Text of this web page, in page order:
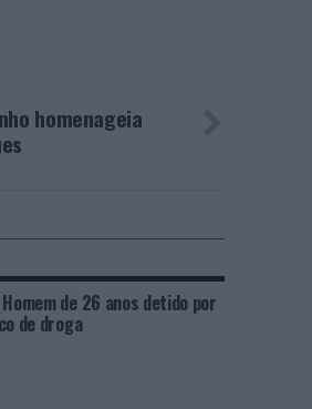
homenageia
de 26 anos detido por
de droga